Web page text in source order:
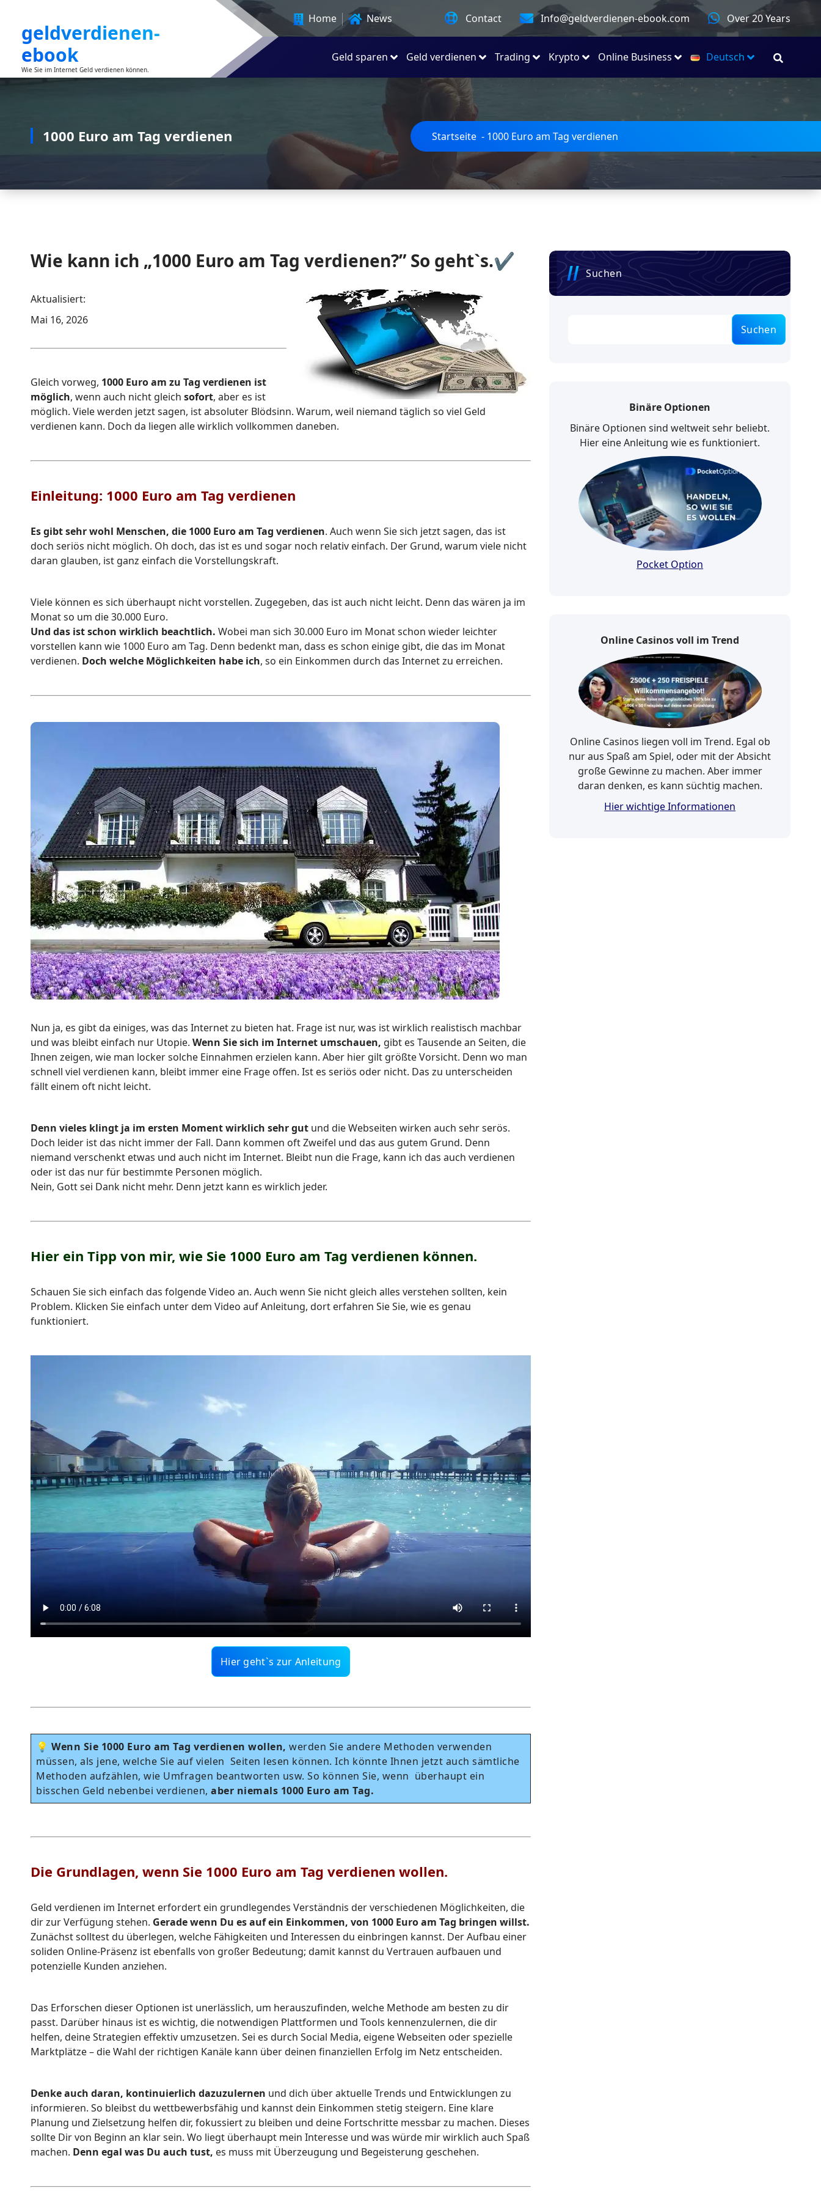
springen
Home News Contact Info@geldverdienen-ebook.com Over 20 Years
geldverdienen-
ebook
Wie Sie im Internet Geld verdienen können.
Geld sparen Geld verdienen Trading Krypto Online Business Deutsch
1000 Euro am Tag verdienen Startseite - 1000 Euro am Tag verdienen
Wie kann ich „1000 Euro am Tag verdienen?” So geht`s.✔️
Aktualisiert:
Mai 16, 2026
Gleich vorweg, 1000 Euro am zu Tag verdienen ist
möglich, wenn auch nicht gleich sofort, aber es ist
möglich. Viele werden jetzt sagen, ist absoluter Blödsinn. Warum, weil niemand täglich so viel Geld
verdienen kann. Doch da liegen alle wirklich vollkommen daneben.
Einleitung: 1000 Euro am Tag verdienen
Es gibt sehr wohl Menschen, die 1000 Euro am Tag verdienen. Auch wenn Sie sich jetzt sagen, das ist
doch seriös nicht möglich. Oh doch, das ist es und sogar noch relativ einfach. Der Grund, warum viele nicht
daran glauben, ist ganz einfach die Vorstellungskraft.
Viele können es sich überhaupt nicht vorstellen. Zugegeben, das ist auch nicht leicht. Denn das wären ja im
Monat so um die 30.000 Euro.
Und das ist schon wirklich beachtlich. Wobei man sich 30.000 Euro im Monat schon wieder leichter
vorstellen kann wie 1000 Euro am Tag. Denn bedenkt man, dass es schon einige gibt, die das im Monat
verdienen. Doch welche Möglichkeiten habe ich, so ein Einkommen durch das Internet zu erreichen.
Nun ja, es gibt da einiges, was das Internet zu bieten hat. Frage ist nur, was ist wirklich realistisch machbar
und was bleibt einfach nur Utopie. Wenn Sie sich im Internet umschauen, gibt es Tausende an Seiten, die
Ihnen zeigen, wie man locker solche Einnahmen erzielen kann. Aber hier gilt größte Vorsicht. Denn wo man
schnell viel verdienen kann, bleibt immer eine Frage offen. Ist es seriös oder nicht. Das zu unterscheiden
fällt einem oft nicht leicht.
Denn vieles klingt ja im ersten Moment wirklich sehr gut und die Webseiten wirken auch sehr serös.
Doch leider ist das nicht immer der Fall. Dann kommen oft Zweifel und das aus gutem Grund. Denn
niemand verschenkt etwas und auch nicht im Internet. Bleibt nun die Frage, kann ich das auch verdienen
oder ist das nur für bestimmte Personen möglich.
Nein, Gott sei Dank nicht mehr. Denn jetzt kann es wirklich jeder.
Hier ein Tipp von mir, wie Sie 1000 Euro am Tag verdienen können.
Schauen Sie sich einfach das folgende Video an. Auch wenn Sie nicht gleich alles verstehen sollten, kein
Problem. Klicken Sie einfach unter dem Video auf Anleitung, dort erfahren Sie Sie, wie es genau
funktioniert.
Hier geht`s zur Anleitung
💡 Wenn Sie 1000 Euro am Tag verdienen wollen, werden Sie andere Methoden verwenden
müssen, als jene, welche Sie auf vielen Seiten lesen können. Ich könnte Ihnen jetzt auch sämtliche
Methoden aufzählen, wie Umfragen beantworten usw. So können Sie, wenn überhaupt ein
bisschen Geld nebenbei verdienen, aber niemals 1000 Euro am Tag.
Die Grundlagen, wenn Sie 1000 Euro am Tag verdienen wollen.
Geld verdienen im Internet erfordert ein grundlegendes Verständnis der verschiedenen Möglichkeiten, die
dir zur Verfügung stehen. Gerade wenn Du es auf ein Einkommen, von 1000 Euro am Tag bringen willst.
Zunächst solltest du überlegen, welche Fähigkeiten und Interessen du einbringen kannst. Der Aufbau einer
soliden Online-Präsenz ist ebenfalls von großer Bedeutung; damit kannst du Vertrauen aufbauen und
potenzielle Kunden anziehen.
Das Erforschen dieser Optionen ist unerlässlich, um herauszufinden, welche Methode am besten zu dir
passt. Darüber hinaus ist es wichtig, die notwendigen Plattformen und Tools kennenzulernen, die dir
helfen, deine Strategien effektiv umzusetzen. Sei es durch Social Media, eigene Webseiten oder spezielle
Marktplätze – die Wahl der richtigen Kanäle kann über deinen finanziellen Erfolg im Netz entscheiden.
Denke auch daran, kontinuierlich dazuzulernen und dich über aktuelle Trends und Entwicklungen zu
informieren. So bleibst du wettbewerbsfähig und kannst dein Einkommen stetig steigern. Eine klare
Planung und Zielsetzung helfen dir, fokussiert zu bleiben und deine Fortschritte messbar zu machen. Dieses
sollte Dir von Beginn an klar sein. Wo liegt überhaupt mein Interesse und was würde mir wirklich auch Spaß
machen. Denn egal was Du auch tust, es muss mit Überzeugung und Begeisterung geschehen.
Suchen
Suchen
Binäre Optionen
Binäre Optionen sind weltweit sehr beliebt.
Hier eine Anleitung wie es funktioniert.
Pocket Option
Online Casinos voll im Trend
Online Casinos liegen voll im Trend. Egal ob
nur aus Spaß am Spiel, oder mit der Absicht
große Gewinne zu machen. Aber immer
daran denken, es kann süchtig machen.
Hier wichtige Informationen